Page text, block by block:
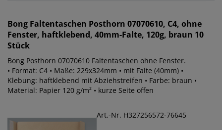
Bong Faltentaschen Posthorn 07070610, C4, ohne
Fenster, haftklebend, 40mm-Falte, 120g, braun 10
Stück
Bong Posthorn 07070610 Faltentaschen ohne Fenster.
• Format: C4 • Maße: 229x324mm • mit Falte (40mm) •
Klebung: haftklebend mit Abziehstreifen • Farbe: braun •
Material: Papier 120 g/m² • kurze Seite offen
Art.-Nr. H327256572-76645